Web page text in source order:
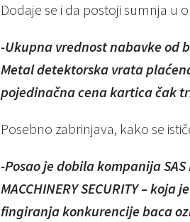
Dodaje se i da postoji sumnja u
-Ukupna vrednost nabavke od
Metal detektorska vrata
pojedinačna cena kartica čak
Posebno zabrinjava, kako se
-Posao je dobila kompanija
MACCHINERY SECURITY –
fingiranja konkurencije baca